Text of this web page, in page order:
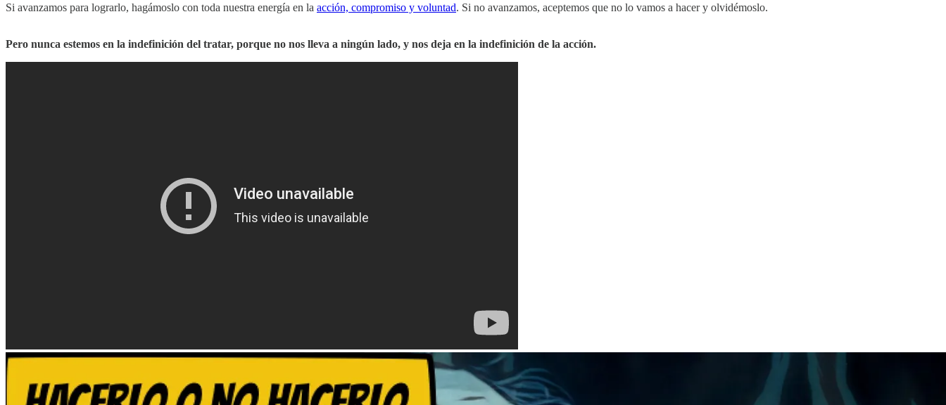
Si avanzamos para lograrlo, hagámoslo con toda nuestra energía en la acción, compromiso y voluntad. Si no avanzamos, aceptemos que no lo vamos a hacer y olvidémoslo.
Pero nunca estemos en la indefinición del tratar, porque no nos lleva a ningún lado, y nos deja en la indefinición de la acción.